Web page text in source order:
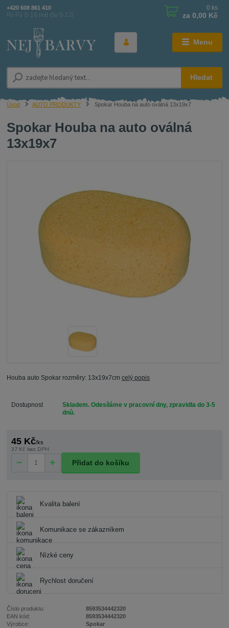
Menu
Hledat
+420 608 861 410
Po-Pá 8-16 hod (So 8-12)
0 ks
za 0,00 Kč
Úvod AUTO PRODUKTY Spokar Houba na auto oválná 13x19x7
Spokar Houba na auto oválná
13x19x7
Houba auto Spokar rozměry: 13x19x7cmcelý popis
Dostupnost
Skladem. Odesíláme v pracovní dny, zpravidla do 3-5
dnů.
45 Kč/ks
37 Kč bez DPH
Přidat do košíku
Kvalita balení
Komunikace se zákazníkem
Nízké ceny
Rychlost doručení
Číslo produktu:
8593534442320
EAN kód:
8593534442320
Výrobce:
Spokar